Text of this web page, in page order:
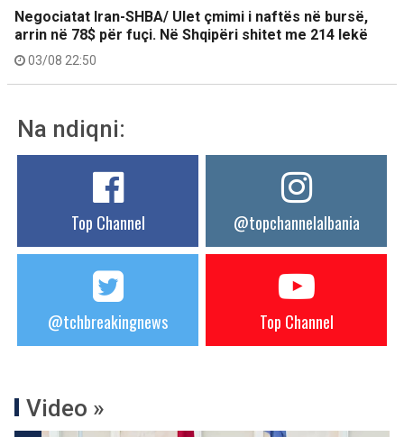
Negociatat Iran-SHBA/ Ulet çmimi i naftës në bursë,
arrin në 78$ për fuçi. Në Shqipëri shitet me 214 lekë
03/08 22:50
Na ndiqni:
Top Channel @topchannelalbania
@tchbreakingnews Top Channel
Video »